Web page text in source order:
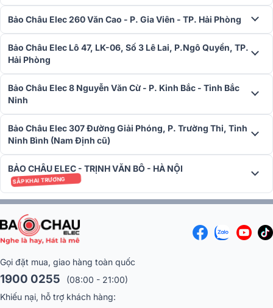
Khả năng khuếch đại âm thanh
Cục đẩy công suất JBL V4 có các kênh hiệu suất cao với bộ lọc tần
số âm giúp giảm hiện tượng rè, hú rít, tạo ra âm thanh trong và
mạnh mẽ, tạo hiệu ứng nhạc thu hút và cảm xúc. Là sự lựa chọn
tuyệt vời cho mọi không gian phòng hát, giúp truyền tải mọi loại
nhạc, từ nhạc dance, remix sôi động đến nhạc trữ tình sâu lắng và
tràn đầy cảm xúc.
Dễ dàng phối ghép
Sản phẩm không kén chọn các thiết bị âm thanh đi kèm nên phối
ghép tốt với các thiết bị khác để tạo ra không gian âm thanh hoàn
hảo. Tính ứng dụng cao thích hợp sử dụng với nhiều không gian như
karaoke, sân khấu, hội trường,...
Bảo Châu Elec 260 Văn Cao - P. Gia Viên - TP. Hải Phòng
Bảo Châu Elec Lô 47, LK-06, Số 3 Lê Lai, P.Ngô Quyền, TP.
Hải Phòng
Bảo Châu Elec 8 Nguyễn Văn Cừ - P. Kinh Bắc - Tỉnh Bắc
Ninh
Bảo Châu Elec 307 Đường Giải Phóng, P. Trường Thi, Tỉnh
Ninh Bình (Nam Định cũ)
BẢO CHÂU ELEC - TRỊNH VĂN BÔ - HÀ NỘI
SẮP KHAI TRƯƠNG
Gọi đặt mua, giao hàng toàn quốc
1900 0255
(08:00 - 21:00)
Khiếu nại, hỗ trợ khách hàng: